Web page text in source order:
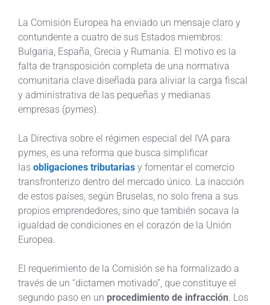
La Comisión Europea ha enviado un mensaje claro y
contundente a cuatro de sus Estados miembros:
Bulgaria, España, Grecia y Rumanía. El motivo es la
falta de transposición completa de una normativa
comunitaria clave diseñada para aliviar la carga fiscal
y administrativa de las pequeñas y medianas
empresas (pymes).
La Directiva sobre el régimen especial del IVA para
pymes, es una reforma que busca simplificar
las obligaciones tributarias y fomentar el comercio
transfronterizo dentro del mercado único. La inacción
de estos países, según Bruselas, no solo frena a sus
propios emprendedores, sino que también socava la
igualdad de condiciones en el corazón de la Unión
Europea.
El requerimiento de la Comisión se ha formalizado a
través de un “dictamen motivado”, que constituye el
segundo paso en un procedimiento de infracción. Los